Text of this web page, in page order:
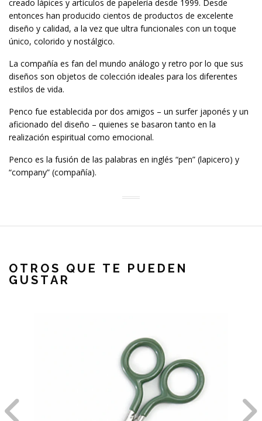
creado lápices y artículos de papelería desde 1999. Desde
entonces han producido cientos de productos de excelente
diseño y calidad, a la vez que ultra funcionales con un toque
único, colorido y nostálgico.
La compañía es fan del mundo análogo y retro por lo que sus
diseños son objetos de colección ideales para los diferentes
estilos de vida.
Penco fue establecida por dos amigos – un surfer japonés y un
aficionado del diseño – quienes se basaron tanto en la
realización espiritual como emocional.
Penco es la fusión de las palabras en inglés “pen” (lapicero) y
“company” (compañía).
OTROS QUE TE PUEDEN
GUSTAR